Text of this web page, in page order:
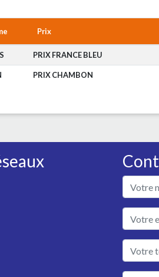
Prix
PRIX FRANCE BLEU
PRIX CHAMBON